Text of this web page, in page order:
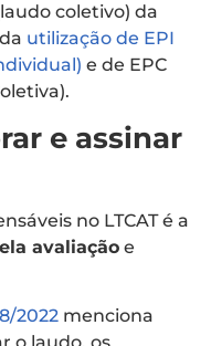
coletivo) da
utilização de EPI
e de EPC
e assinar
no LTCAT é a
avaliação e
2022 menciona